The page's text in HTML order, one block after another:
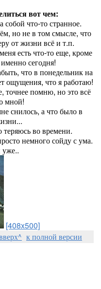
вот чем:
собой что-то странное.
но не в том смысле, что
от жизни всё и т.п.
есть что-то еще, кроме
сегодня!
что в понедельник на
ощущения, что я работаю!
точнее помню, но это всё
мной!
снилось, а что было в
теряюсь во времени.
немного сойду с ума.
[408x500]
к полной версии